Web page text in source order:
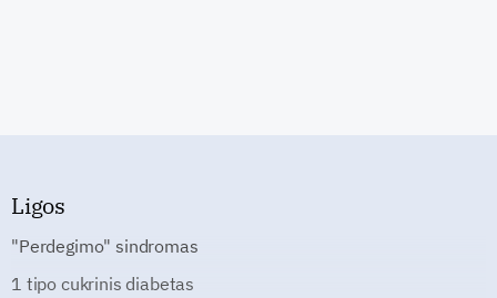
Ligos
"Perdegimo" sindromas
1 tipo cukrinis diabetas